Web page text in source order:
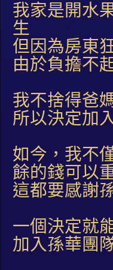
我家是開水
生
但因為房東
由於負擔不
我不捨得爸
所以決定加
如今，我不
餘的錢可以
這都要感謝
一個決定就
加入孫華團